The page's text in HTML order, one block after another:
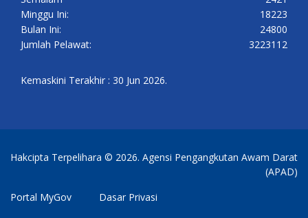
Minggu Ini:
18223
Bulan Ini:
24800
Jumlah Pelawat:
3223112
Kemaskini Terakhir : 30 Jun 2026.
Hakcipta Terpelihara © 2026. Agensi Pengangkutan Awam Darat
(APAD)
Portal MyGov
Dasar Privasi